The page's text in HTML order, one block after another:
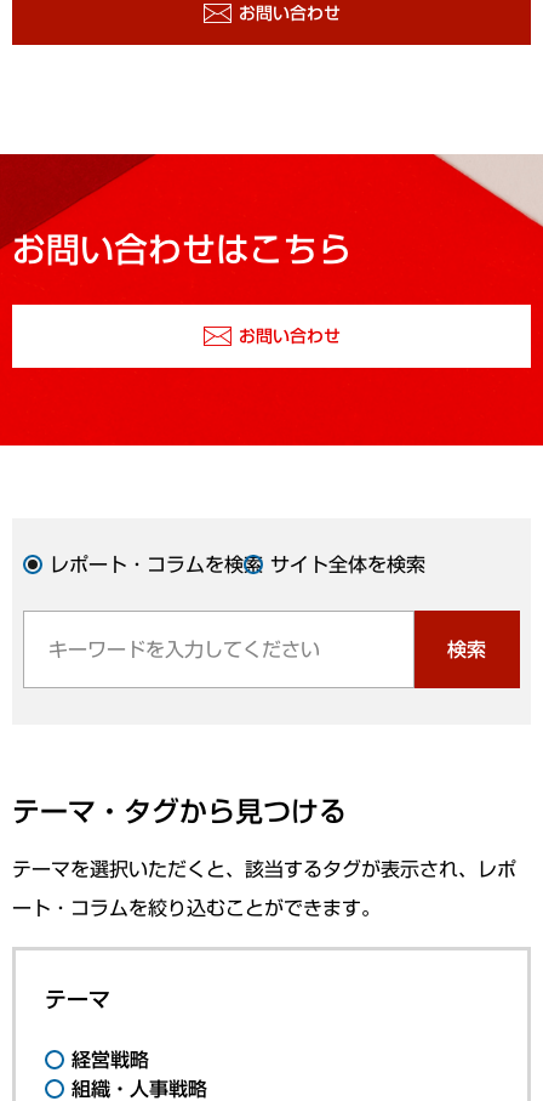
お問い合わせ
お問い合わせはこちら
お問い合わせ
レポート・コラムを検索 サイト全体を検索
検索
テーマ・タグから見つける
テーマを選択いただくと、該当するタグが表示され、レポ
ート・コラムを絞り込むことができます。
テーマ
経営戦略
組織・人事戦略